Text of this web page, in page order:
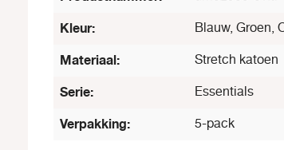
Kleur: Blauw, Groen,
Materiaal: Stretch katoen
Serie: Essentials
Verpakking: 5-pack